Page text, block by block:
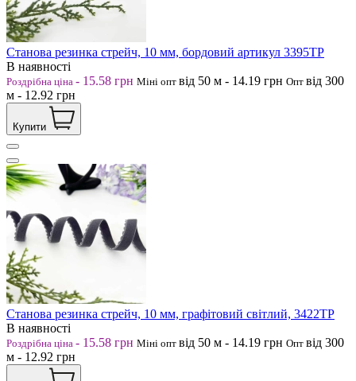
Станова резинка стрейч, 10 мм, бордовий артикул 3395ТР
В наявності
Роздрібна ціна - 15.58 грн Міні опт від 50 м - 14.19 грн Опт від 300
м - 12.92 грн
Купити
Станова резинка стрейч, 10 мм, графітовий світлий, 3422ТР
В наявності
Роздрібна ціна - 15.58 грн Міні опт від 50 м - 14.19 грн Опт від 300
м - 12.92 грн